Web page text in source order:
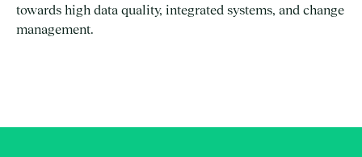
towards high data quality, integrated systems, and change
management.